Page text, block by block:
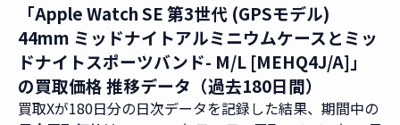
「Apple Watch SE 第3世代 (GPSモデル)
44mm ミッドナイトアルミニウムケースとミッ
ドナイトスポーツバンド- M/L [MEHQ4J/A]」
の買取価格 推移データ（過去180日間）
買取Xが180日分の日次データを記録した結果、期間中の